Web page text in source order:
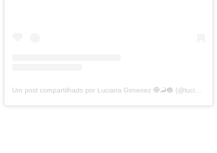
Um post compartilhado por Luciana Gimenez 🧿🦂🎃 (@lucianagimenez)